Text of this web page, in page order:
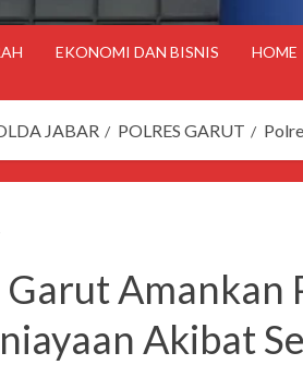
EKONOMI DAN BISNIS HOME
JABAR POLRES GARUT
Garut Amankan
Akibat